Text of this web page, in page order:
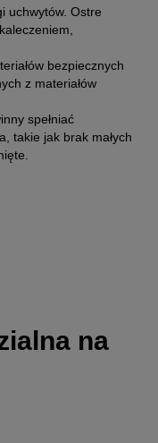
uchwytów. Ostre
bezpiecznych
z materiałów
spełniać
takie jak brak małych
na